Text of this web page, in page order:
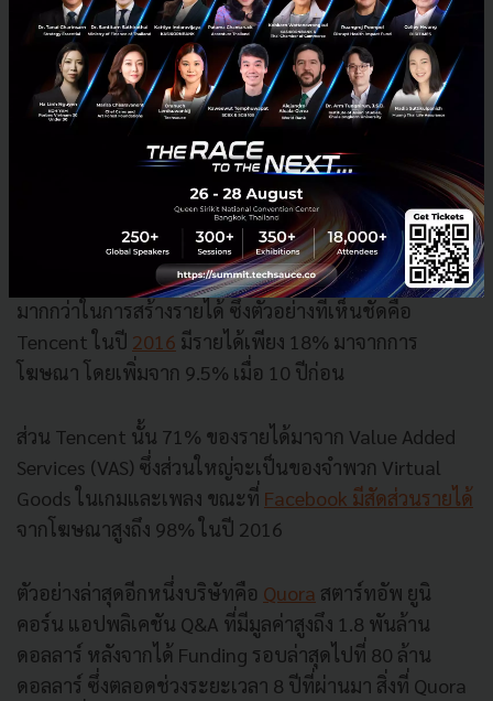
โมเดลธุรกิจแบบ Ad-Driven กับ Commerce-
ในขณะที่บริษัทในสหรัฐอเมริกาเน้นการโฆษณาในการหา
รายได้เป็นหลัก แต่ประเทศจีนเน้น E-commerce เป็นหลัก
มากกว่าในการสร้างรายได้ ซึ่งตัวอย่างที่เห็นชัดคือ
Tencent ในปี 2016 มีรายได้เพียง 18% มาจากการ
โฆษณา โดยเพิ่มจาก 9.5% เมื่อ 10 ปีก่อน
ส่วน Tencent นั้น 71% ของรายได้มาจาก Value Added
Services (VAS) ซึ่งส่วนใหญ่จะเป็นของจำพวก Virtual
Goods ในเกมและเพลง ขณะที่ Facebook มีสัดส่วนรายได้
จากโฆษณาสูงถึง 98% ในปี 2016
ตัวอย่างล่าสุดอีกหนึ่งบริษัทคือ Quora สตาร์ทอัพ ยูนิ
คอร์น แอปพลิเคชัน Q&A ที่มีมูลค่าสูงถึง 1.8 พันล้าน
ดอลลาร์ หลังจากได้ Funding รอบล่าสุดไปที่ 80 ล้าน
ดอลลาร์ ซึ่งตลอดช่วงระยะเวลา 8 ปีที่ผ่านมา สิ่งที่ Quora